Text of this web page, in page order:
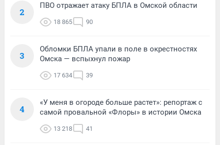
2
ПВО отражает атаку БПЛА в Омской области
18 865 90
3
Обломки БПЛА упали в поле в окрестностях
Омска — вспыхнул пожар
17 634 39
4
«У меня в огороде больше растет»: репортаж с
самой провальной «Флоры» в истории Омска
13 218 41